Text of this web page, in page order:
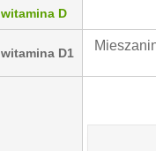
witamina D
witamina D1